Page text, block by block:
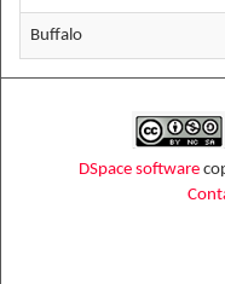
Buffalo
DSpace software